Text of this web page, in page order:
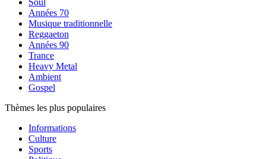
Soul
Années 70
Musique traditionnelle
Reggaeton
Années 90
Trance
Heavy Metal
Ambient
Gospel
Thèmes les plus populaires
Informations
Culture
Sports